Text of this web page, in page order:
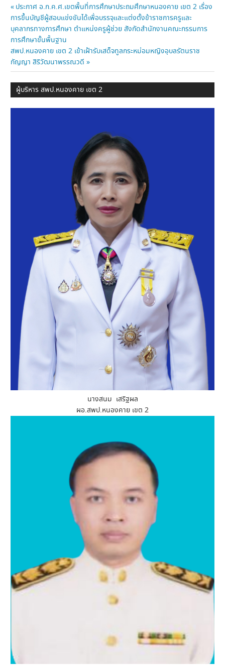
แนะแนว
เรื่อง
Previous
Post:
ประกาศ อ.ก.ค.ศ.เขตพื้นที่การศึกษาประถมศึกษาหนองคาย เขต 2 เรื่อง
การขึ้นบัญชีผู้สอบแข่งขันได้เพื่อบรรจุและแต่งตั้งข้าราชการครูและ
บุคลากรทางการศึกษา ตำแหน่งครูผู้ช่วย สังกัดสำนักงานคณะกรรมการ
การศึกษาขั้นพื้นฐาน
Next
Post:
สพป.หนองคาย เขต 2 เข้าเฝ้ารับเสด็จทูลกระหม่อมหญิงอุบลรัตนราช
กัญญา สิริวัฒนาพรรณวดี
ผู้บริหาร สพป.หนองคาย เขต 2
นางสนม เสริฐผล
ผอ.สพป.หนองคาย เขต 2